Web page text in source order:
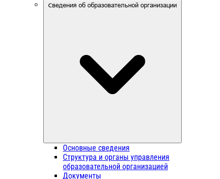
Сведения об образовательной организации
Основные сведения
Структура и органы управления
образовательной организацией
Документы